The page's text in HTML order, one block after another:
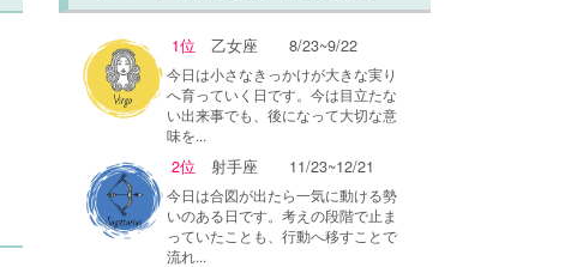
1位 乙女座 8/23~9/22
今日は小さなきっかけが大きな実り
へ育っていく日です。今は目立たな
い出来事でも、後になって大切な意
味を...
2位 射手座 11/23~12/21
今日は合図が出たら一気に動ける勢
いのある日です。考えの段階で止ま
っていたことも、行動へ移すことで
流れ...